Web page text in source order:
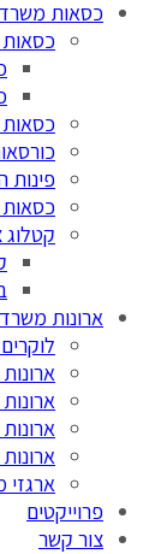
כסאות
פינות
כסאות
קטלוג
ארונות
ארונות
ארגזי
פרוייקטים
צור קשר